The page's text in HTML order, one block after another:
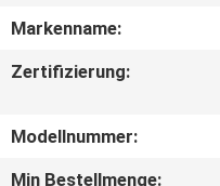
SIE
Markenname:
Zertifizierung:
Modellnummer:
Min Bestellmenge: